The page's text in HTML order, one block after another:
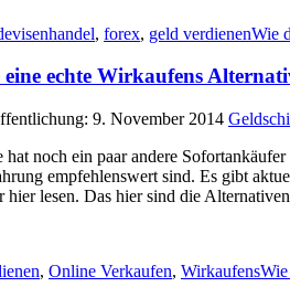
, forex, geld verdienenWie
echte Wirkaufens
9. November 2014
noch ein paar andere
empfehlenswert sind. Es gibt
lesen. Das hier sind die
, Online Verkaufen, Wirkaufens